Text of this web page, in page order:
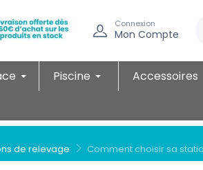
Connexion
Mon Compte
Piscine
Accessoires
de relevage Comment choisir sa